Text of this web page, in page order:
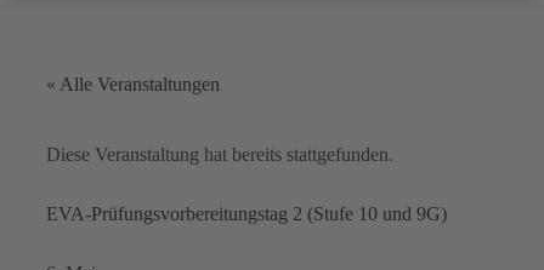
« Alle Veranstaltungen
Diese Veranstaltung hat bereits stattgefunden.
EVA-Prüfungsvorbereitungstag 2 (Stufe 10 und 9G)